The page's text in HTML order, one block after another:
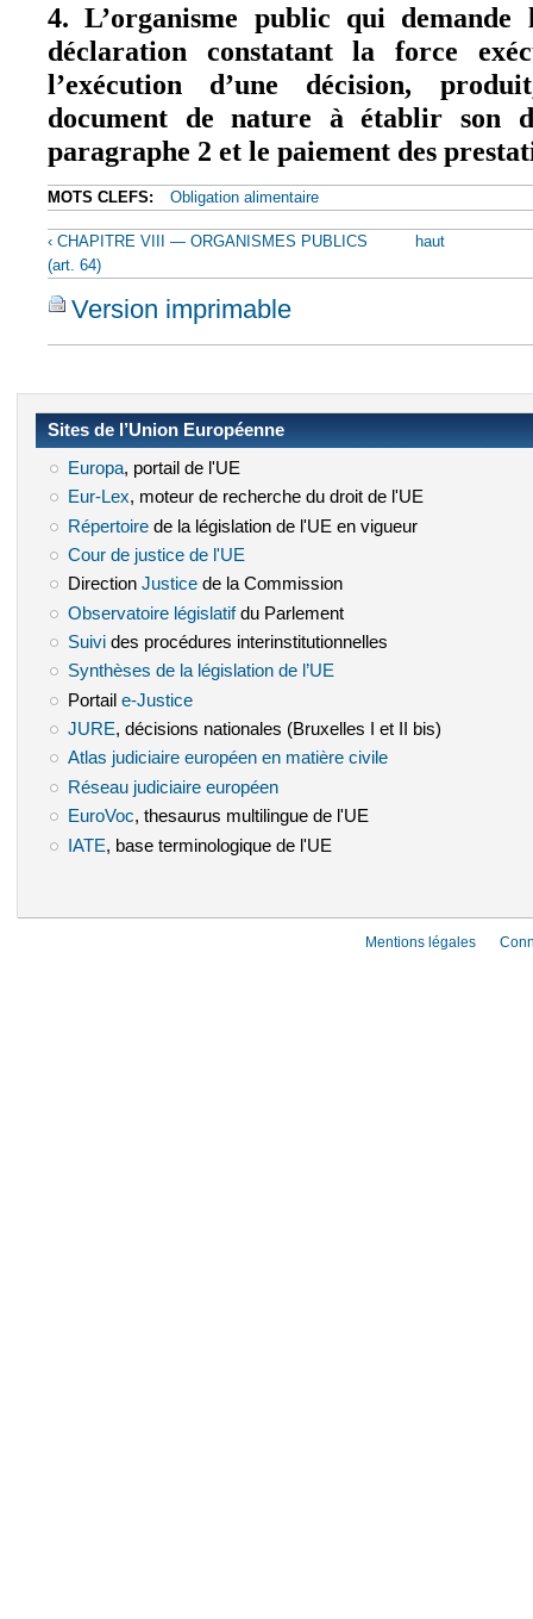
4. L’organisme public qui demande
déclaration constatant la force
l’exécution d’une décision,
document de nature à établir son
paragraphe 2 et le paiement des
MOTS CLEFS: Obligation alimentaire
‹ CHAPITRE VIII — ORGANISMES PUBLICS
(art. 64)
haut
Version imprimable
Sites de l’Union Européenne
Europa(le lien est externe)
, portail de l'UE
Eur-Lex(le lien est externe)
, moteur de recherche du droit de l'UE
Répertoire(le lien est externe)
de la législation de l'UE en vigueur
Cour de justice de l'UE
Direction Justice(le lien est externe)
de la Commission
Observatoire législatif(le lien est externe)
du Parlement
Suivi(le lien est externe)
des procédures interinstitutionnelles
Synthèses de la législation de l’UE
Portail e-Justice(le lien est externe)
JURE(le lien est externe)
, décisions nationales (Bruxelles I et II bis)
Atlas judiciaire européen en matière civile(le lien est externe)
Réseau judiciaire européen(le lien est externe)
EuroVoc(le lien est externe)
, thesaurus multilingue de l'UE
IATE (le lien est externe)
, base terminologique de l'UE
Mentions légales